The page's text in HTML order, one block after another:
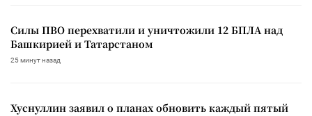
Силы ПВО перехватили и уничтожили 12 БПЛА над
Башкирией и Татарстаном
25 минут назад
Хуснуллин заявил о планах обновить каждый пятый